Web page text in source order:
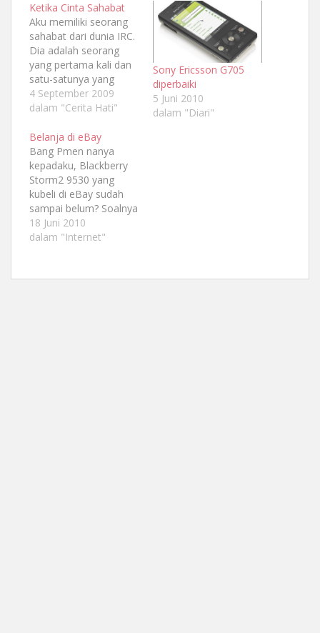
Ketika Cinta Sahabat
Aku memiliki seorang
sahabat dari dunia IRC.
Dia adalah seorang
yang pertama kali dan
satu-satunya yang
mengirimkanku ucapan
SELAMAT melalui kartu
dunia irc sama sekali
berbeda dengan dunia
nyata, dan memang
terkadang berjalan
demikian namun sosok
ini berbeda. Dan kau
tahu teman, engkau
adalah sahabat IRC…
4 September 2009
dalam "Cerita Hati"
Sony Ericsson G705
diperbaiki
5 Juni 2010
dalam "Diari"
Belanja di eBay
Bang Pmen nanya
kepadaku, Blackberry
Storm2 9530 yang
kubeli di eBay sudah
sampai belum? Soalnya
HTC yang dia beli dan
jam Casio yang
Ini adalah kesekian
18 Juni 2010
dalam "Internet"